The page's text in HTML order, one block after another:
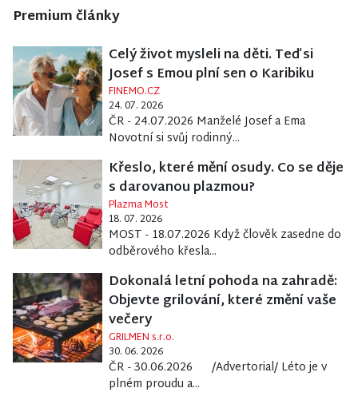
Premium články
Celý život mysleli na děti. Teď si
Josef s Emou plní sen o Karibiku
FINEMO.CZ
24. 07. 2026
ČR - 24.07.2026 Manželé Josef a Ema
Novotní si svůj rodinný...
Křeslo, které mění osudy. Co se děje
s darovanou plazmou?
Plazma Most
18. 07. 2026
MOST - 18.07.2026 Když člověk zasedne do
odběrového křesla...
Dokonalá letní pohoda na zahradě:
Objevte grilování, které změní vaše
večery
GRILMEN s.r.o.
30. 06. 2026
ČR - 30.06.2026 /Advertorial/ Léto je v
plném proudu a...